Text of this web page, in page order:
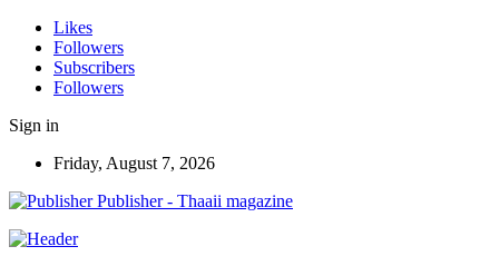
Likes
Followers
Subscribers
Followers
Sign in
Friday, August 7, 2026
Publisher - Thaaii magazine